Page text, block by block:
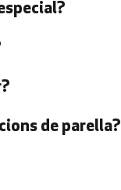
de parella?